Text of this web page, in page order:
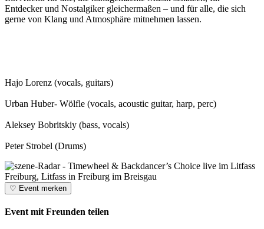
Entdecker und Nostalgiker gleichermaßen – und für alle, die sich
gerne von Klang und Atmosphäre mitnehmen lassen.
Hajo Lorenz (vocals, guitars)
Urban Huber- Wölfle (vocals, acoustic guitar, harp, perc)
Aleksey Bobritskiy (bass, vocals)
Peter Strobel (Drums)
♡ Event merken
Event mit Freunden teilen